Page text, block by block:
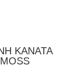
ΚΑΝΑΤΑ